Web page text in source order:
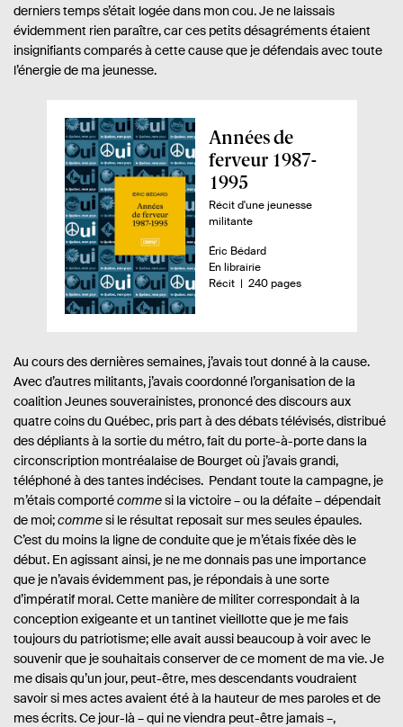
derniers temps s’était logée dans mon cou. Je ne laissais
évidemment rien paraître, car ces petits désagréments étaient
insignifiants comparés à cette cause que je défendais avec toute
l’énergie de ma jeunesse.
A
p
e
r
ç
u
d
u
v
r
e
:
Années de
ferveur 1987-
1995
Récit d'une jeunesse
militante
A
u
t
e
.
s
Éric Bédard
D
i
i
b
i
i
é
En librairie
n
e
d
e
a
g
e
s
Récit- 240 pages
Au cours des dernières semaines, j’avais tout donné à la cause.
Avec d’autres militants, j’avais coordonné l’organisation de la
coalition Jeunes souverainistes, prononcé des discours aux
quatre coins du Québec, pris part à des débats télévisés, distribué
des dépliants à la sortie du métro, fait du porte-à-porte dans la
circonscription montréalaise de Bourget où j’avais grandi,
téléphoné à des tantes indécises. Pendant toute la campagne, je
m’étais comportécommesi la victoire – ou la défaite – dépendait
de moi;commesi le résultat reposait sur mes seules épaules.
C’est du moins la ligne de conduite que je m’étais fixée dès le
début. En agissant ainsi, je ne me donnais pas une importance
que je n’avais évidemment pas, je répondais à une sorte
d’impératif moral. Cette manière de militer correspondait à la
conception exigeante et un tantinet vieillotte que je me fais
toujours du patriotisme; elle avait aussi beaucoup à voir avec le
souvenir que je souhaitais conserver de ce moment de ma vie. Je
me disais qu’un jour, peut-être, mes descendants voudraient
savoir si mes actes avaient été à la hauteur de mes paroles et de
mes écrits. Ce jour-là – qui ne viendra peut-être jamais –,